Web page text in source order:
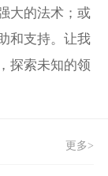
大的法术；或
和支持。让我
探索未知的领
更多>